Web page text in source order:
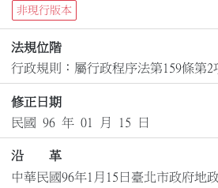
非現行版本
法規位階
行政規則：屬行政程序法第159條第2
修正日期
民國 96 年 01 月 15 日
沿 革
中華民國96年1月15日臺北市政府地